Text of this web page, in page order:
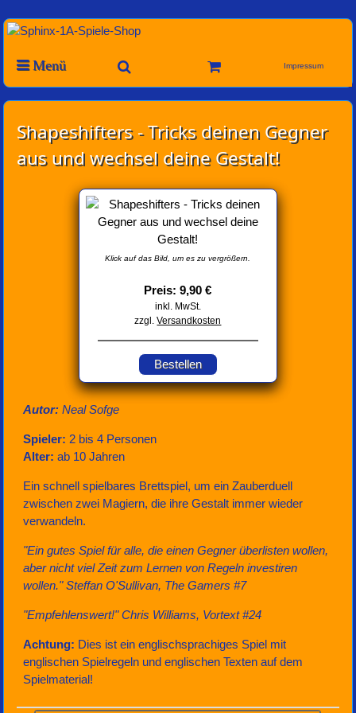
Menü Impressum
Shapeshifters - Tricks deinen Gegner
aus und wechsel deine Gestalt!
Klick auf das Bild, um es zu vergrößern.
Preis: 9,90 €
inkl. MwSt.
zzgl.Versandkosten
Bestellen
Autor: Neal Sofge
Spieler: 2 bis 4 Personen
Alter: ab 10 Jahren
Ein schnell spielbares Brettspiel, um ein Zauberduell
zwischen zwei Magiern, die ihre Gestalt immer wieder
verwandeln.
"Ein gutes Spiel für alle, die einen Gegner überlisten wollen,
aber nicht viel Zeit zum Lernen von Regeln investiren
wollen." Steffan O'Sullivan, The Gamers #7
"Empfehlenswert!" Chris Williams, Vortext #24
Achtung: Dies ist ein englischsprachiges Spiel mit
englischen Spielregeln und englischen Texten auf dem
Spielmaterial!